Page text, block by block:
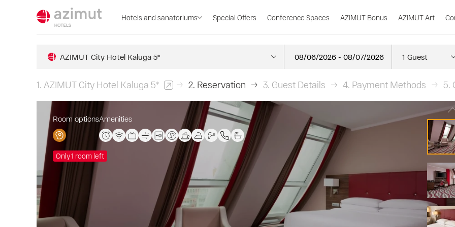
Hotels and sanatoriums Special Offers Conference Spaces AZIMUT Bonus AZIMUT Art
AZIMUT City Hotel Kaluga 5*
1. AZIMUT City Hotel Kaluga 5* 2. Reservation 3. Guest Details 4. Payment Methods 5.
Room optionsAmenities
Only 1 room left